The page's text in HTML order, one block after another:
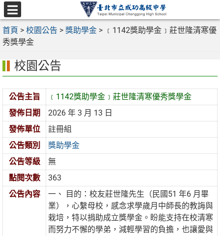
跳
至
主
要
區
選
單
首頁 > 校園公告 > 獎助學金 > ﹝1142獎助學金﹞莊世隆清寒優
秀獎學金
校園公告
公告主旨
﹝1142獎助學金﹞莊世隆清寒優秀獎學金
發佈日期
2026 年 3 月 13 日
發佈單位
註冊組
公告類別
獎助學金
公告等級
無
點閱次數
363
公告內容
一、 目的：校友莊世隆先生（民國51 年6 月畢
業），心繫母校，感念求學歲月中師長的教誨與
栽培，特以捐助成立獎學金。盼能支持在校清寒
而努力不懈的學弟，減輕學習的負擔，也讓愛與